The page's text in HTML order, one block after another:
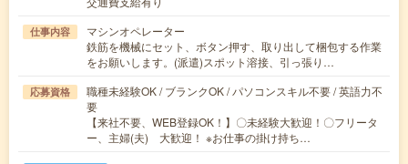
仕事内容
マシンオペレーター
鉄筋を機械にセット、ボタン押す、取り出して梱包する作業
をお願いします。(派遣)スポット溶接、引っ張り…
応募資格
職種未経験OK / ブランクOK / パソコンスキル不要 / 英語力不
要
【来社不要、WEB登録OK！】〇未経験大歓迎！〇フリータ
ー、主婦(夫) 大歓迎！ ※お仕事の掛け持ち…